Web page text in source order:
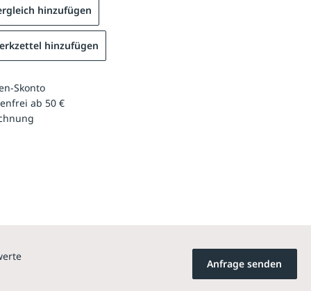
hinzufügen
hinzufügen
Skonto
ab 50 €
Anfrage senden